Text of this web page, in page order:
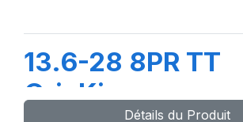
13.6-28 8PR TT
GripKing
Détails du Produit